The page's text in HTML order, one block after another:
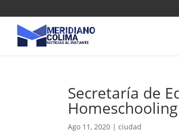
Secretaría de
Homeschooling
Ago 11, 2020 |ciudad